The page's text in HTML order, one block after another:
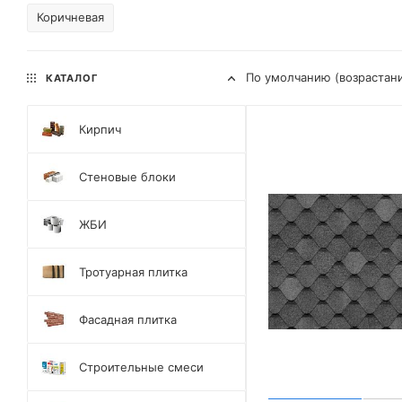
Коричневая
По умолчанию
КАТАЛОГ
Кирпич
Стеновые блоки
ЖБИ
Тротуарная плитка
Фасадная плитка
Строительные смеси